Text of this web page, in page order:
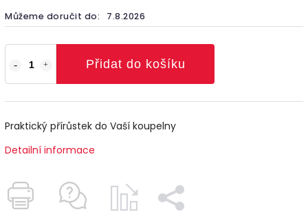
Můžeme doručit do: 7.8.2026
Přidat do košíku
Praktický přírůstek do Vaší koupelny
Detailní informace